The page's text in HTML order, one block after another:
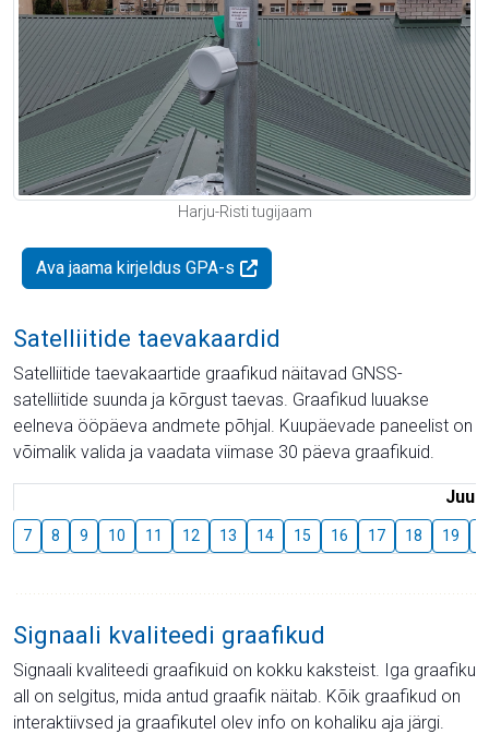
Harju-Risti tugijaam
Ava jaama kirjeldus GPA-s
Satelliitide taevakaardid
Satelliitide taevakaartide graafikud näitavad GNSS-
satelliitide suunda ja kõrgust taevas. Graafikud luuakse
eelneva ööpäeva andmete põhjal. Kuupäevade paneelist on
võimalik valida ja vaadata viimase 30 päeva graafikuid.
Juuli
7 8 9 10 11 12 13 14 15 16 17 18 19
Signaali kvaliteedi graafikud
Signaali kvaliteedi graafikuid on kokku kaksteist. Iga graafiku
all on selgitus, mida antud graafik näitab. Kõik graafikud on
interaktiivsed ja graafikutel olev info on kohaliku aja järgi.